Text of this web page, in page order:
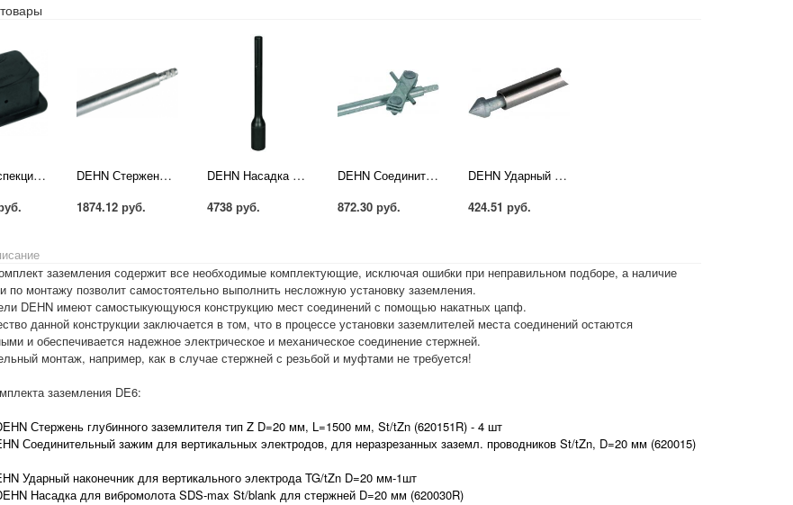
DEHN Инспекционный лючок для подпольного монтажа тип UF без разделительной клеммы GG DEHN Стержень глубинного заземлителя тип Z D=20 мм, L=1500 мм, St/tZn (620151R)
1874.12 руб.
DEHN Насадка для вибромолота SDS-max St/blank для стержней D=20 мм (620030)
4738 руб.
DEHN Соединительный зажим для вертикальных электродов, для неразрезанных заземл. проводников St/tZn, D=20 мм (620015)
872.30 руб.
DEHN Ударный наконечник для вертикального электрода TG/tZn D=20 мм (620001)
424.51 руб.
заземления содержит все необходимые комплектующие, исключая ошибки при неправильном подборе, а наличие
по монтажу позволит самостоятельно выполнить несложную установку заземления.
DEHN имеют самостыкующуюся конструкцию мест соединений с помощью накатных цапф.
данной конструкции заключается в том, что в процессе установки заземлителей места соединений остаются
и обеспечивается надежное электрическое и механическое соединение стержней.
монтаж, например, как в случае стержней с резьбой и муфтами не требуется!
заземления DE6:
Стержень глубинного заземлителя тип Z D=20 мм, L=1500 мм, St/tZn (620151R) - 4 шт
Соединительный зажим для вертикальных электродов, для неразрезанных заземл. проводников St/tZn, D=20 мм (620015)
Ударный наконечник для вертикального электрода TG/tZn D=20 мм-1шт
Насадка для вибромолота SDS-max St/blank для стержней D=20 мм (620030R)